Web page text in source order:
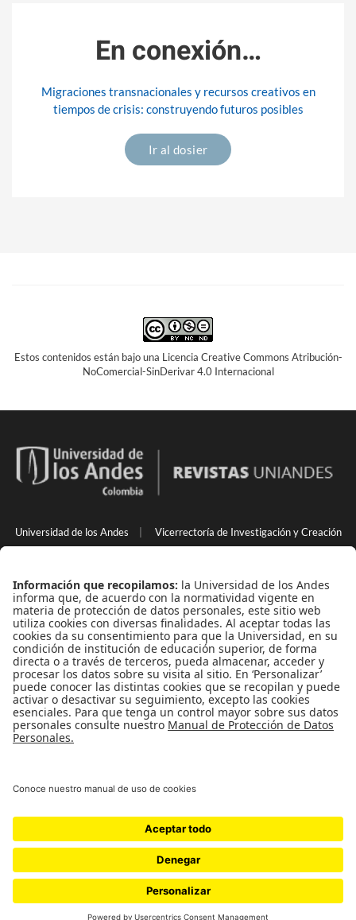
En conexión…
Migraciones transnacionales y recursos creativos en
tiempos de crisis: construyendo futuros posibles
Ir al dosier
Estos contenidos están bajo una Licencia Creative Commons Atribución-
NoComercial-SinDerivar 4.0 Internacional
Universidad de los Andes Vicerrectoría de Investigación y Creación
Back to Top
Uso de datos personales|Contacto
Universidad de los Andes | Vigilada Mineducación
mayo de 1964. Reconocimiento personería jurídica: Resolución
28 del 23 de febrero de 1949 Minjusticia.
© - Derechos Reservados Universidad de los Andes